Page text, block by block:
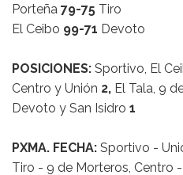
Porteña 79-75 Tiro
El Ceibo 99-71 Devoto
POSICIONES: Sportivo, El
Centro y Unión 2, El Tala, 9
Devoto y San Isidro 1
PXMA. FECHA: Sportivo -
Tiro - 9 de Morteros, Centro